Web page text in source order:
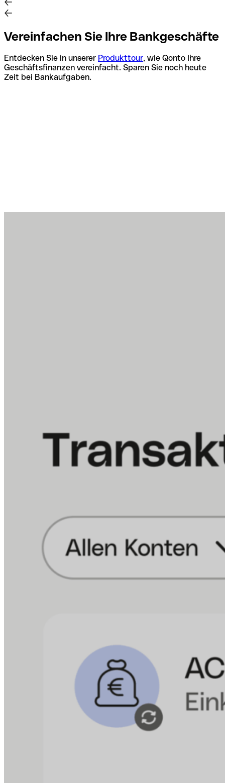
Vereinfachen Sie Ihre Bankgeschäfte
Entdecken Sie in unserer Produkttour, wie Qonto Ihre
Geschäftsfinanzen vereinfacht. Sparen Sie noch heute
Zeit bei Bankaufgaben.